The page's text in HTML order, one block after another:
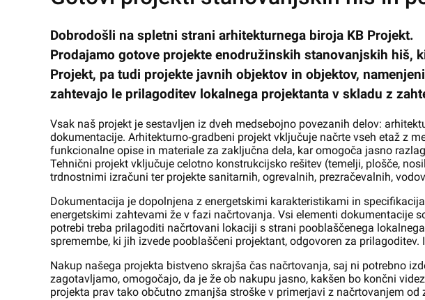
Dobrodošli na spletni strani arhitekturnega biroja KB Projekt.
Prodajamo gotove projekte enodružinskih stanovanjskih hiš,
Projekt, pa tudi projekte javnih objektov in objektov,
zahtevajo le prilagoditev lokalnega projektanta v skladu z
Vsak naš projekt je sestavljen iz dveh medsebojno povezanih delov:
dokumentacije. Arhitekturno‑gradbeni projekt vključuje načrte vseh etaž z
funkcionalne opise in materiale za zaključna dela, kar omogoča jasno
Tehnični projekt vključuje celotno konstrukcijsko rešitev (temelji, plošče,
trdnostnimi izračuni ter projekte sanitarnih, ogrevalnih, prezračevalnih,
Dokumentacija je dopolnjena z energetskimi karakteristikami in
energetskimi zahtevami že v fazi načrtovanja. Vsi elementi dokumentacije
potrebi treba prilagoditi načrtovani lokaciji s strani pooblaščenega
spremembe, ki jih izvede pooblaščeni projektant, odgovoren za
Nakup našega projekta bistveno skrajša čas načrtovanja, saj ni potrebno
zagotavljamo, omogočajo, da je že ob nakupu jasno, kakšen bo končni
projekta prav tako občutno zmanjša stroške v primerjavi z načrtovanjem